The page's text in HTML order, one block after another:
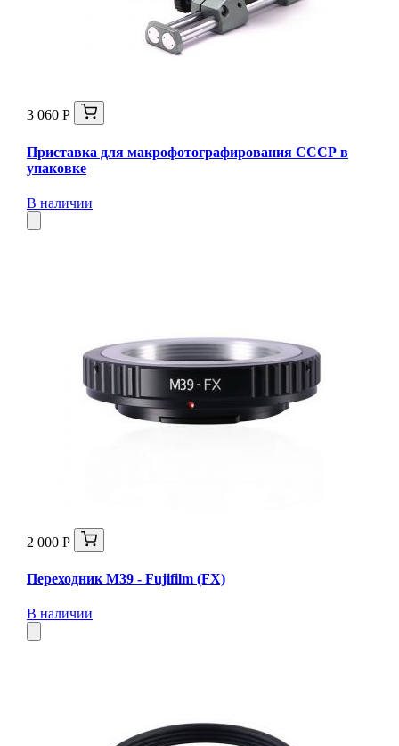
3 060 Р
Приставка для макрофотографирования СССР в
упаковке
В наличии
2 000 Р
Переходник М39 - Fujifilm (FX)
В наличии